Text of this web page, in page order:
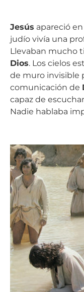
Jesús apareció en
judío vivía una
Llevaban mucho
Dios . Los cielos
de muro invisible
comunicación de
capaz de
Nadie hablaba